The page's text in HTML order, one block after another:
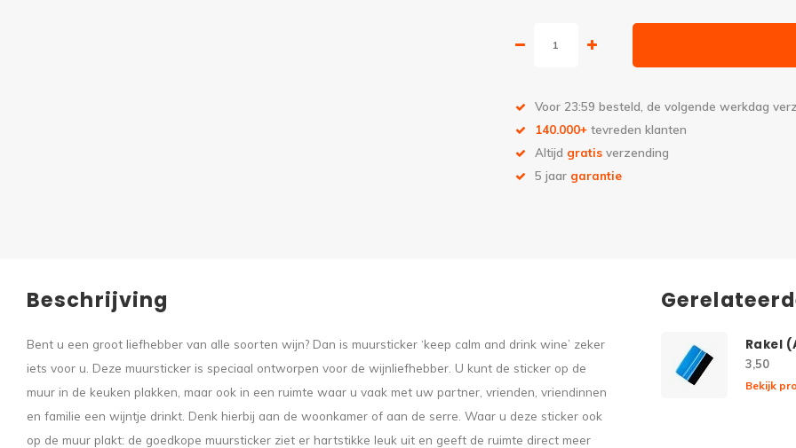
Voor 23:59 besteld, de volgende werkdag
140.000+ tevreden klanten
Altijd gratis verzending
5 jaar garantie
Beschrijving
Bent u een groot liefhebber van alle soorten wijn? Dan is muursticker ‘keep calm and drink wine’ zeker
iets voor u. Deze muursticker is speciaal ontworpen voor de wijnliefhebber. U kunt de sticker op de
muur in de keuken plakken, maar ook in een ruimte waar u vaak met uw partner, vrienden, vriendinnen
en familie een wijntje drinkt. Denk hierbij aan de woonkamer of aan de serre. Waar u deze sticker ook
op de muur plakt: de goedkope muursticker ziet er hartstikke leuk uit en geeft de ruimte direct meer
Rakel
3,50
Bekijk